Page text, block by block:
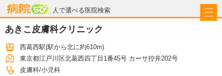
人で選べる医院検索
病院なび
あきこ皮膚科クリニック
西葛西駅(駅から北に約610m)
東京都江戸川区北葛西四丁目1番45号 カーサ控井202号
皮膚科 小児科